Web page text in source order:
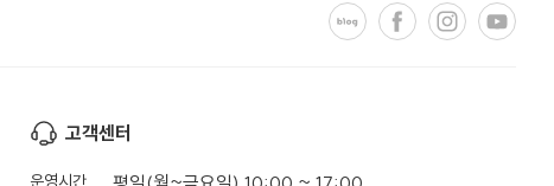
고객센터
운영시간